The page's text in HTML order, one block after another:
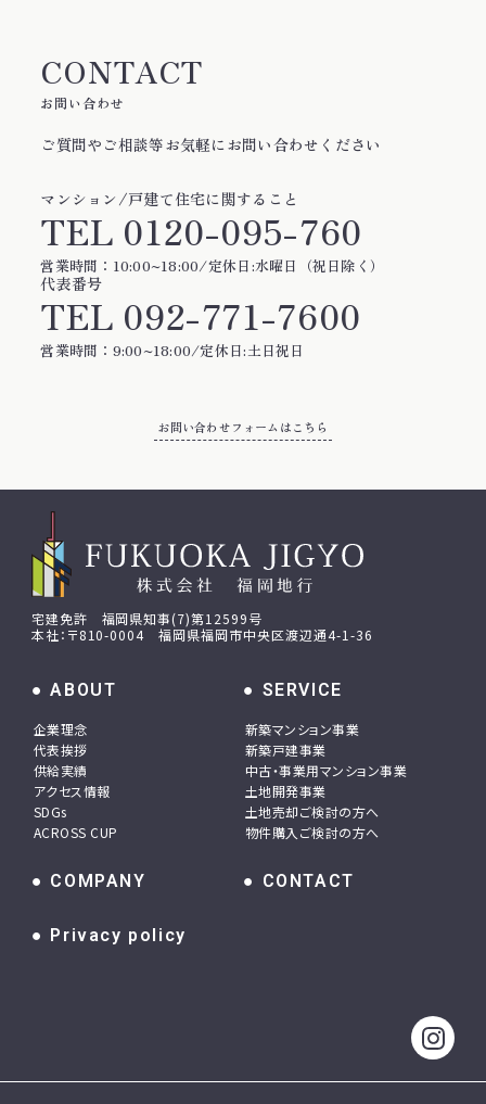
CONTACT
お問い合わせ
ご質問やご相談等お気軽にお問い合わせください
マンション/戸建て住宅に関すること
TEL 0120-095-760
営業時間：10:00~18:00/定休日:水曜日（祝日除く）
代表番号
TEL 092-771-7600
営業時間：9:00~18:00/定休日:土日祝日
お問い合わせフォームはこちら
宅建免許 福岡県知事(7)第12599号
本社：〒810-0004 福岡県福岡市中央区渡辺通4-1-36
ABOUT
企業理念
代表挨拶
供給実績
アクセス情報
SDGs
ACROSS CUP
SERVICE
新築マンション事業
新築戸建事業
中古・事業用マンション事業
土地開発事業
土地売却ご検討の方へ
物件購入ご検討の方へ
COMPANY CONTACT
Privacy policy